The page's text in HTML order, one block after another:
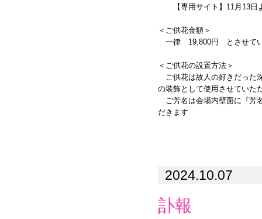
【専用サイト】11月13日
＜ご供花金額＞
一律 19,800円 とさせて
＜ご供花の設置方法＞
ご供花は故人の好きだった
の装飾として使用させていた
ご芳名は会場内壁面に『芳
だきます
2024.10.07
訃報